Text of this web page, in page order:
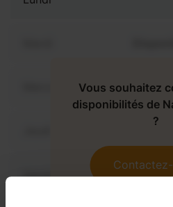
Vendredi
Vous souhaitez
disponibilités de
?